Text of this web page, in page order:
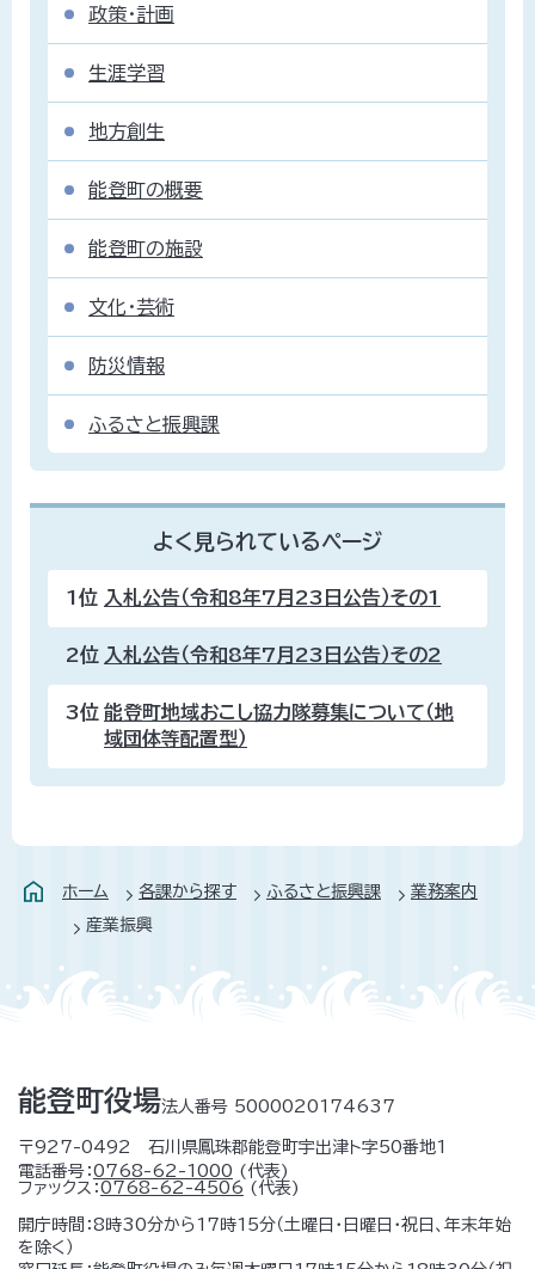
政策・計画
生涯学習
地方創生
能登町の概要
能登町の施設
文化・芸術
防災情報
ふるさと振興課
よく見られているページ
1位 入札公告（令和8年7月23日公告）その1
2位 入札公告（令和8年7月23日公告）その2
3位 能登町地域おこし協力隊募集について（地
域団体等配置型）
ホーム 各課から探す ふるさと振興課
業務案内
産業振興
能登町役場法人番号 5000020174637
〒927-0492 石川県鳳珠郡能登町宇出津ト字50番地1
電話番号：0768-62-1000 (代表)
ファックス：0768-62-4506 (代表)
開庁時間：8時30分から17時15分（土曜日・日曜日・祝日、年末年始
を除く）